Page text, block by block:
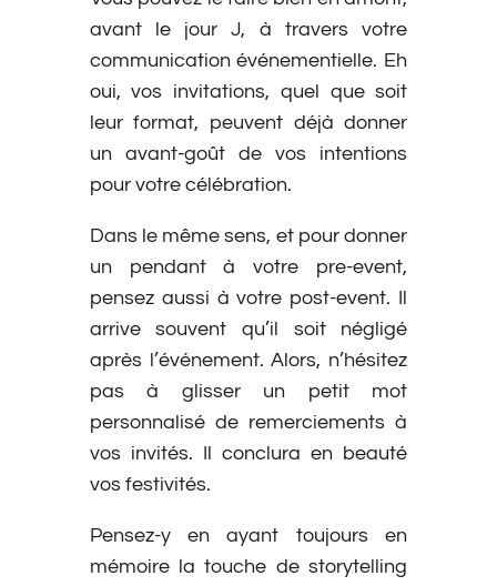
avant le jour J, à travers votre
communication événementielle. Eh
oui, vos invitations, quel que soit
leur format, peuvent déjà donner
un avant-goût de vos intentions
pour votre célébration.
Dans le même sens, et pour donner
un pendant à votre pre-event,
pensez aussi à votre post-event. Il
arrive souvent qu’il soit négligé
après l’événement. Alors, n’hésitez
pas à glisser un petit mot
personnalisé de remerciements à
vos invités. Il conclura en beauté
vos festivités.
Pensez-y en ayant toujours en
mémoire la touche de storytelling